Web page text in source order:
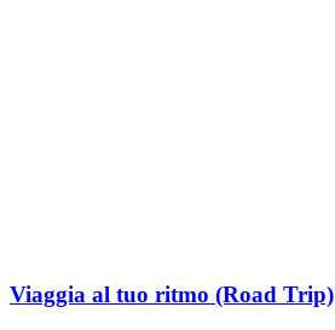
Viaggia al tuo ritmo (Road Trip)